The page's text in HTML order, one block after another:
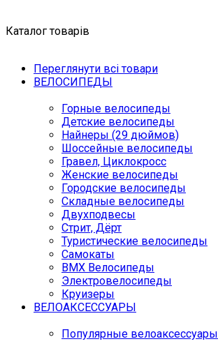
Каталог товарів
Переглянути всі товари
ВЕЛОСИПЕДЫ
Горные велосипеды
Детские велосипеды
Найнеры (29 дюймов)
Шоссейные велосипеды
Гравел, Циклокросс
Женские велосипеды
Городcкие велосипеды
Складные велосипеды
Двухподвесы
Стрит, Дёрт
Туристические велосипеды
Самокаты
BMX Велосипеды
Электровелосипеды
Круизеры
ВЕЛОАКСЕССУАРЫ
Популярные велоаксессуары